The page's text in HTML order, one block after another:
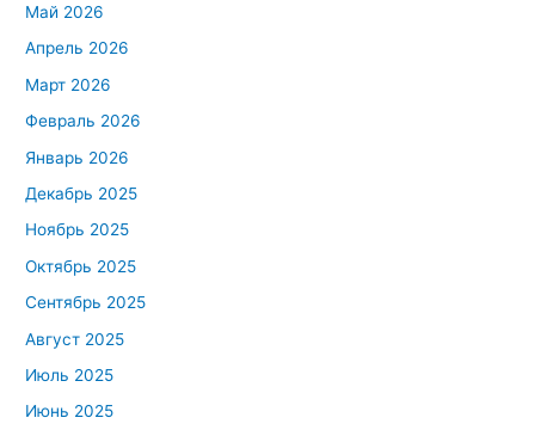
Май 2026
Апрель 2026
Март 2026
Февраль 2026
Январь 2026
Декабрь 2025
Ноябрь 2025
Октябрь 2025
Сентябрь 2025
Август 2025
Июль 2025
Июнь 2025